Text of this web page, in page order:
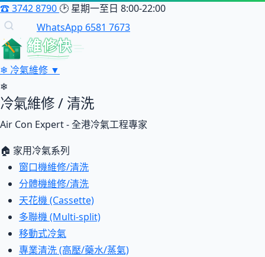
☎3742 8790 🕑 星期一至日 8:00-22:00
WhatsApp 6581 7673
維修快
❄ 冷氣維修 ▼
❄
冷氣維修 / 清洗
Air Con Expert - 全港冷氣工程專家
🏠 家用冷氣系列
窗口機維修/清洗
分體機維修/清洗
天花機 (Cassette)
多聯機 (Multi-split)
移動式冷氣
專業清洗 (高壓/藥水/蒸氣)